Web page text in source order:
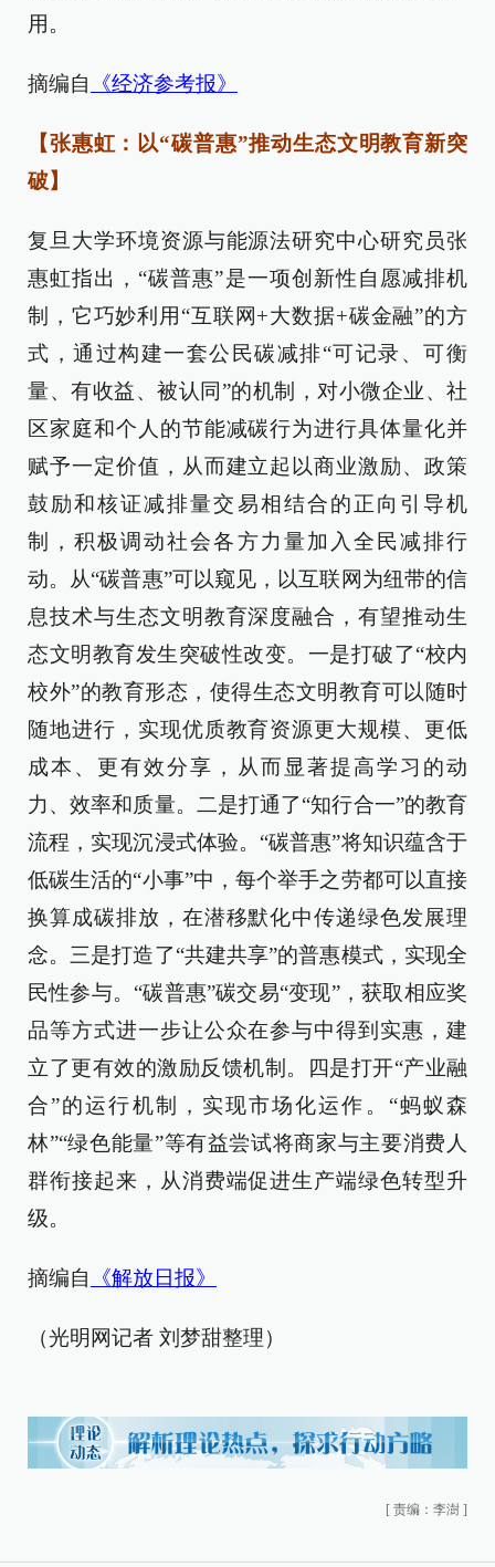
用。
摘编自 《经济参考报》
【张惠虹：以“碳普惠”推动生态文明教育新突
破】
复旦大学环境资源与能源法研究中心研究员张
惠虹指出，“碳普惠”是一项创新性自愿减排机
制，它巧妙利用“互联网+大数据+碳金融”的方
式，通过构建一套公民碳减排“可记录、可衡
量、有收益、被认同”的机制，对小微企业、社
区家庭和个人的节能减碳行为进行具体量化并
赋予一定价值，从而建立起以商业激励、政策
鼓励和核证减排量交易相结合的正向引导机
制，积极调动社会各方力量加入全民减排行
动。从“碳普惠”可以窥见，以互联网为纽带的信
息技术与生态文明教育深度融合，有望推动生
态文明教育发生突破性改变。一是打破了“校内
校外”的教育形态，使得生态文明教育可以随时
随地进行，实现优质教育资源更大规模、更低
成本、更有效分享，从而显著提高学习的动
力、效率和质量。二是打通了“知行合一”的教育
流程，实现沉浸式体验。“碳普惠”将知识蕴含于
低碳生活的“小事”中，每个举手之劳都可以直接
换算成碳排放，在潜移默化中传递绿色发展理
念。三是打造了“共建共享”的普惠模式，实现全
民性参与。“碳普惠”碳交易“变现”，获取相应奖
品等方式进一步让公众在参与中得到实惠，建
立了更有效的激励反馈机制。四是打开“产业融
合”的运行机制，实现市场化运作。“蚂蚁森
林”“绿色能量”等有益尝试将商家与主要消费人
群衔接起来，从消费端促进生产端绿色转型升
级。
摘编自 《解放日报》
（光明网记者 刘梦甜整理）
[ 责编：李澍 ]